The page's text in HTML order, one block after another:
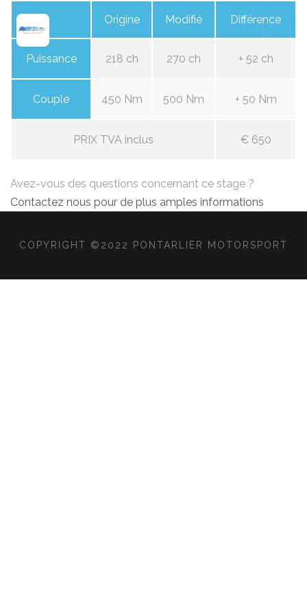
Origine Modifié Différence
Puissance 218 ch 270 ch + 52 ch
Couple 450 Nm 500 Nm + 50 Nm
PRIX TVA inclus € 650
Avez-vous des questions concernant ce stage ?
Contactez nous pour de plus amples informations
COPYRIGHT ©2022 PONTARLIER MOTORSPORT